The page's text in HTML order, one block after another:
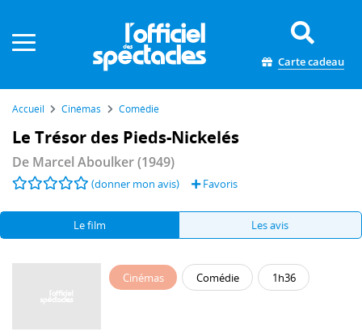
Carte cadeau
Accueil Cinémas Comédie
Le Trésor des Pieds-Nickelés
De Marcel Aboulker(1949)
(donner mon avis) Favoris
Le film Les avis
Cinémas Comédie 1h36